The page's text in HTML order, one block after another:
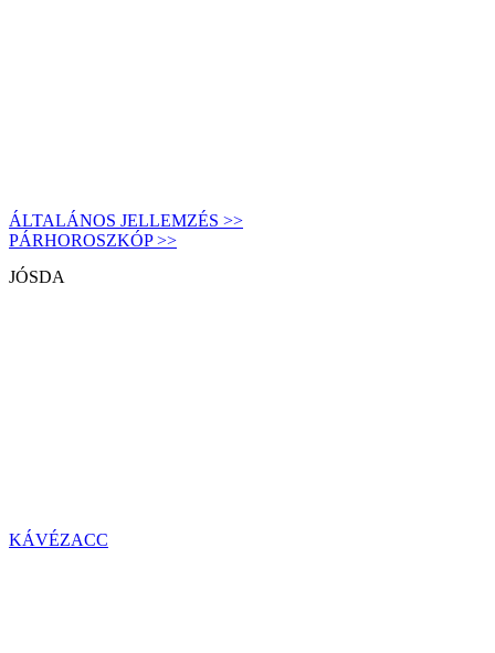
ÁLTALÁNOS JELLEMZÉS >>
PÁRHOROSZKÓP >>
JÓSDA
KÁVÉZACC